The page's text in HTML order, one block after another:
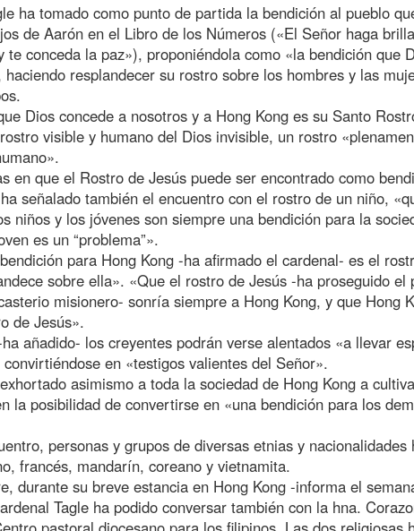
ha tomado como punto de partida la bendición al pueblo
de Aarón en el Libro de los Números («El Señor haga
te conceda la paz»), proponiéndola como «la bendición que
haciendo resplandecer su rostro sobre los hombres y las
Dios concede a nosotros y a Hong Kong es su Santo
visible y humano del Dios invisible, un rostro
en que el Rostro de Jesús puede ser encontrado como
señalado también el encuentro con el rostro de un niño,
niños y los jóvenes son siempre una bendición para la
es un “problema”».
para Hong Kong -ha afirmado el cardenal- es el
sobre ella». «Que el rostro de Jesús -ha proseguido el
misionero- sonría siempre a Hong Kong, y que Hong
de Jesús».
añadido- los creyentes podrán verse alentados «a llevar
en «testigos valientes del Señor».
asimismo a toda la sociedad de Hong Kong a
la posibilidad de convertirse en «una bendición para los
personas y grupos de diversas etnias y
francés, mandarín, coreano y vietnamita.
durante su breve estancia en Hong Kong -informa el
Tagle ha podido conversar también con la hna.